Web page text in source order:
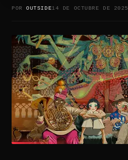
POR OUTSIDE14 DE OCTUBRE DE 2025